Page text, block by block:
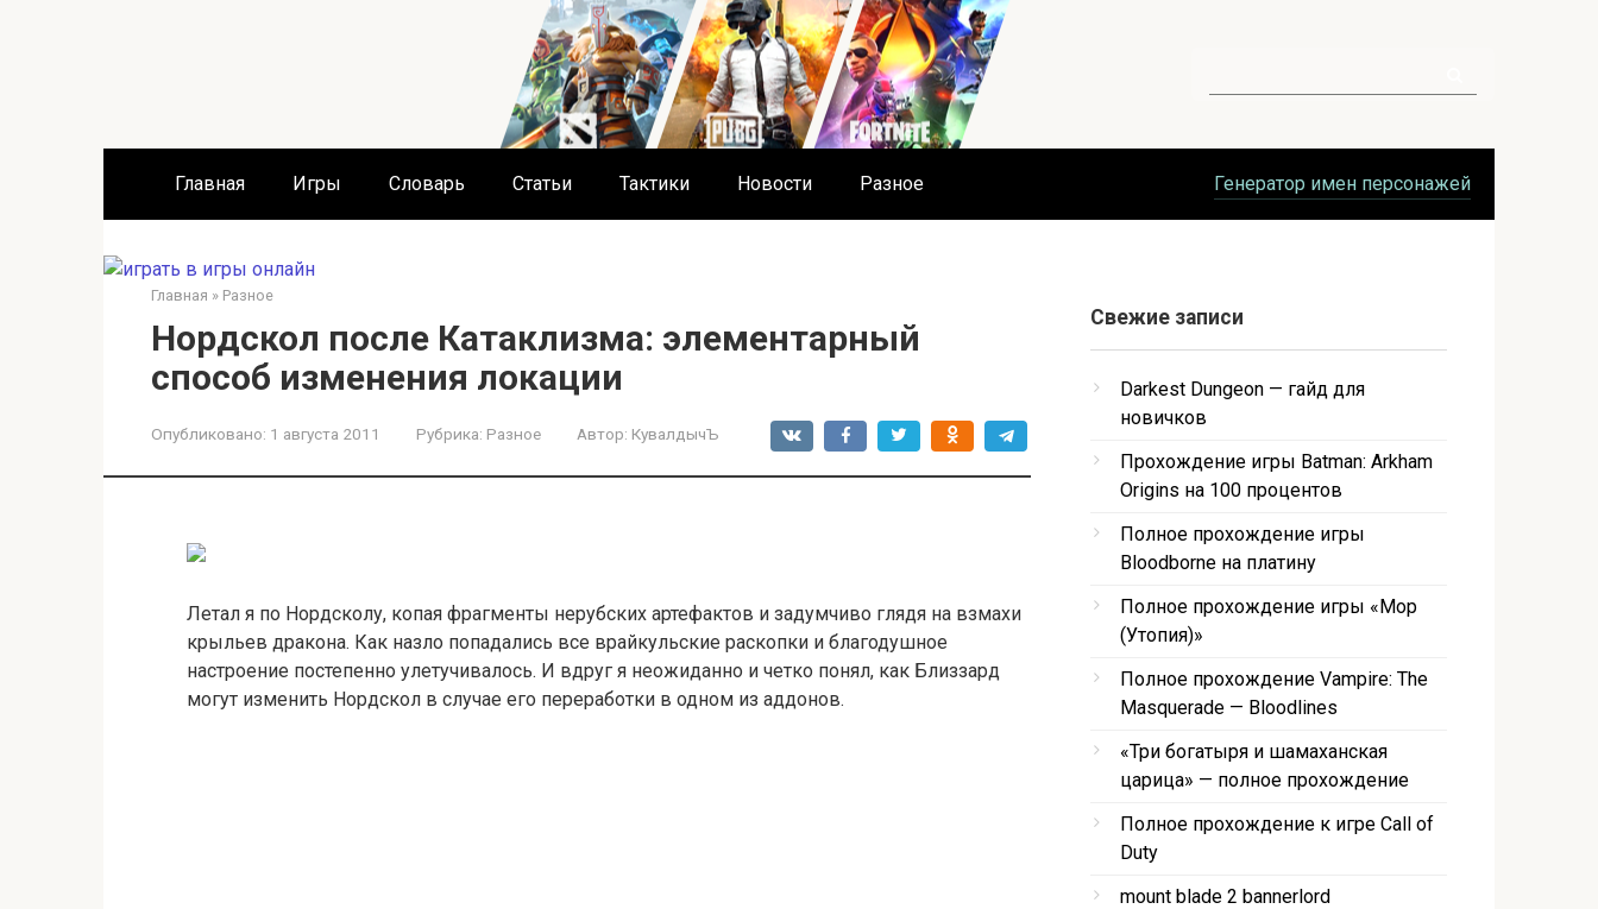
Главная Игры Словарь Статьи Тактики Новости Разное Генератор имен персонажей
Главная » Разное
Нордскол после Катаклизма: элементарный
способ изменения локации
Опубликовано: 1 августа 2011 Рубрика: Разное Автор: КувалдычЪ
Летал я по Нордсколу, копая фрагменты нерубских артефактов и задумчиво глядя на взмахи
крыльев дракона. Как назло попадались все врайкульские раскопки и благодушное
настроение постепенно улетучивалось. И вдруг я неожиданно и четко понял, как Близзард
могут изменить Нордскол в случае его переработки в одном из аддонов.
Свежие записи
Darkest Dungeon — гайд для
новичков
Прохождение игры Batman: Arkham
Origins на 100 процентов
Полное прохождение игры
Bloodborne на платину
Полное прохождение игры «Мор
(Утопия)»
Полное прохождение Vampire: The
Masquerade — Bloodlines
«Три богатыря и шамаханская
царица» — полное прохождение
Полное прохождение к игре Call of
Duty
mount blade 2 bannerlord